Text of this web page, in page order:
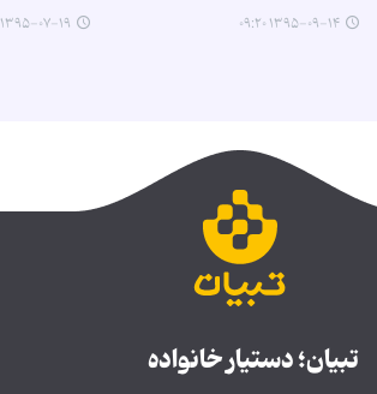
۱۳۹۵-۰۹-۱۴ ۰۹:۲۰ ۱۳۹۵-۰۷-۱۹ ۰۰:۰۰
تبیان؛ دستیار خانواده